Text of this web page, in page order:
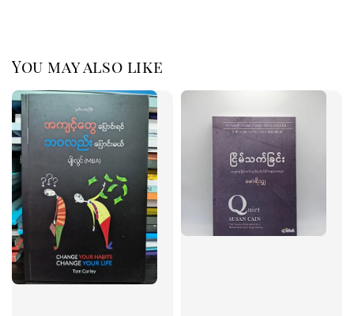
You may also like